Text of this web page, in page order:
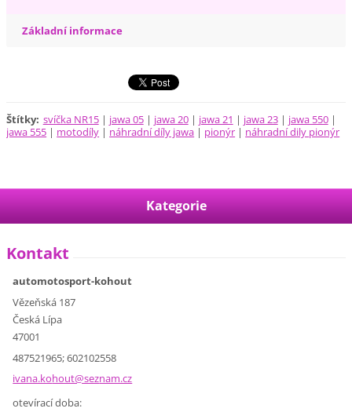
Základní informace
Štítky: svíčka NR15 | jawa 05 | jawa 20 | jawa 21 | jawa 23 | jawa 550 |
jawa 555 | motodíly | náhradní díly jawa | pionýr | náhradní dily pionýr
Kategorie
Kontakt
automotosport-kohout
Vězeňská 187
Česká Lípa
47001
487521965; 602102558
ivana.kohout@seznam.cz
otevírací doba: